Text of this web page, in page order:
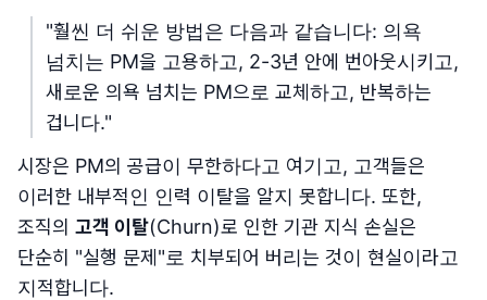
"훨씬 더 쉬운 방법은 다음과 같습니다: 의욕
넘치는 PM을 고용하고, 2-3년 안에 번아웃시키고,
새로운 의욕 넘치는 PM으로 교체하고, 반복하는
겁니다."
시장은 PM의 공급이 무한하다고 여기고, 고객들은
이러한 내부적인 인력 이탈을 알지 못합니다. 또한,
조직의 고객 이탈(Churn)로 인한 기관 지식 손실은
단순히 "실행 문제"로 치부되어 버리는 것이 현실이라고
지적합니다.